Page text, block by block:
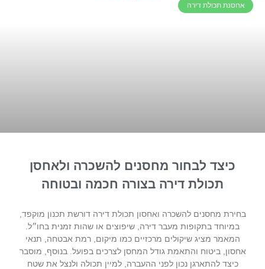
אחסנת תכולת דירה
כיצד לבחור מחסנים להשכרה ולאחסן
תכולת דירה בצורה חכמה ובטוחה
בחירת מחסנים להשכרה ואחסון תכולת דירה דורשת תכנון מוקפד,
במיוחד בתקופות מעבר דירה, שיפוצים או שהות זמנית בחו״ל.
המאמר מציג שיקולים מרכזיים כמו מיקום, רמת אבטחה, תנאי
אחסון, ביטוח והתאמת גודל המחסן לצרכים בפועל. בנוסף, מוסבר
כיצד להתארגן נכון לפני ההעברה, למיין תכולה ולנצל את שטח